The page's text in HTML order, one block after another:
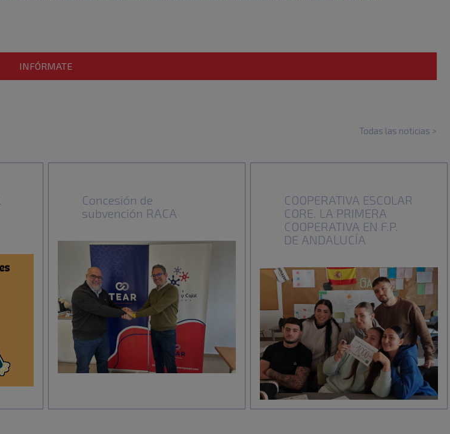
INFÓRMATE
Todas las noticias >
Concesión de
subvención RACA
COOPERATIVA ESCOLAR
CORE. LA PRIMERA
COOPERATIVA EN F.P.
DE ANDALUCÍA